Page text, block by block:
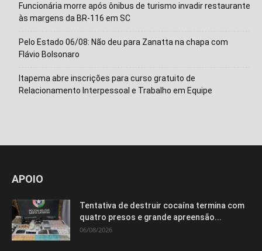
Funcionária morre após ônibus de turismo invadir restaurante
às margens da BR-116 em SC
Pelo Estado 06/08: Não deu para Zanatta na chapa com
Flávio Bolsonaro
Itapema abre inscrições para curso gratuito de
Relacionamento Interpessoal e Trabalho em Equipe
APOIO
Tentativa de destruir cocaína termina com
quatro presos e grande apreensão...
06/08/2026